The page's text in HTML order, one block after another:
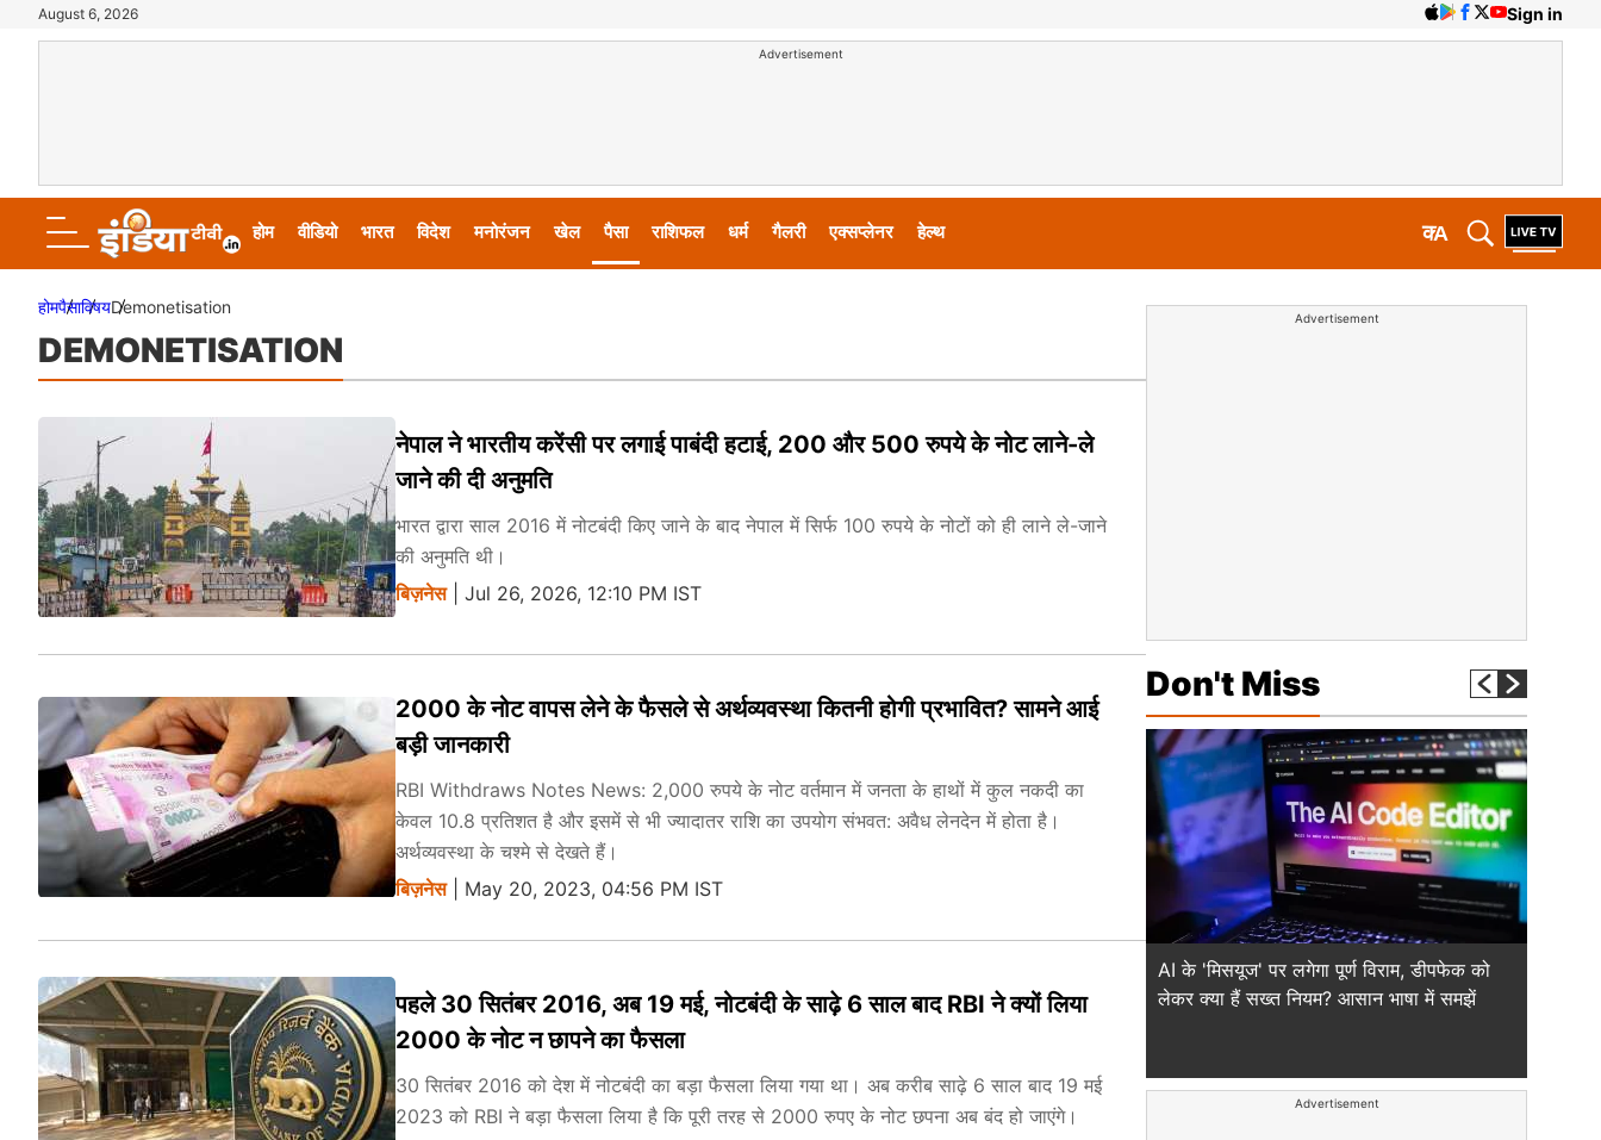
August 6, 2026 Sign in
Advertisement
होम वीडियो भारत विदेश मनोरंजन खेल पैसा राशिफल धर्म गैलरी एक्सप्लेनर हेल्थ A
क
होमपैसाविषयDemonetisation
DEMONETISATION
नेपाल ने भारतीय करेंसी पर लगाई पाबंदी हटाई, 200 और 500 रुपये के नोट लाने-ले
जाने की दी अनुमति
भारत द्वारा साल 2016 में नोटबंदी किए जाने के बाद नेपाल में सिर्फ 100 रुपये के नोटों को ही लाने ले-जाने
की अनुमति थी।
बिज़नेस| Jul 26, 2026, 12:10 PM IST
2000 के नोट वापस लेने के फैसले से अर्थव्यवस्था कितनी होगी प्रभावित? सामने आई
बड़ी जानकारी
RBI Withdraws Notes News: 2,000 रुपये के नोट वर्तमान में जनता के हाथों में कुल नकदी का
केवल 10.8 प्रतिशत है और इसमें से भी ज्यादातर राशि का उपयोग संभवत: अवैध लेनदेन में होता है।
अर्थव्यवस्था के चश्मे से देखते हैं।
बिज़नेस| May 20, 2023, 04:56 PM IST
पहले 30 सितंबर 2016, अब 19 मई, नोटबंदी के साढ़े 6 साल बाद RBI ने क्यों लिया
2000 के नोट न छापने का फैसला
30 सितंबर 2016 को देश में नोटबंदी का बड़ा फैसला लिया गया था। अब करीब साढ़े 6 साल बाद 19 मई
2023 को RBI ने बड़ा फैसला लिया है कि पूरी तरह से 2000 रुपए के नोट छपना अब बंद हो जाएंगे।
Advertisement
Don't Miss
AI के 'मिसयूज' पर लगेगा पूर्ण विराम, डीपफेक को
लेकर क्या हैं सख्त नियम? आसान भाषा में समझें
Advertisement